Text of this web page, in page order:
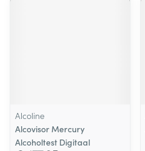
Alcoline
Alcovisor Mercury
Alcoholtest Digitaal